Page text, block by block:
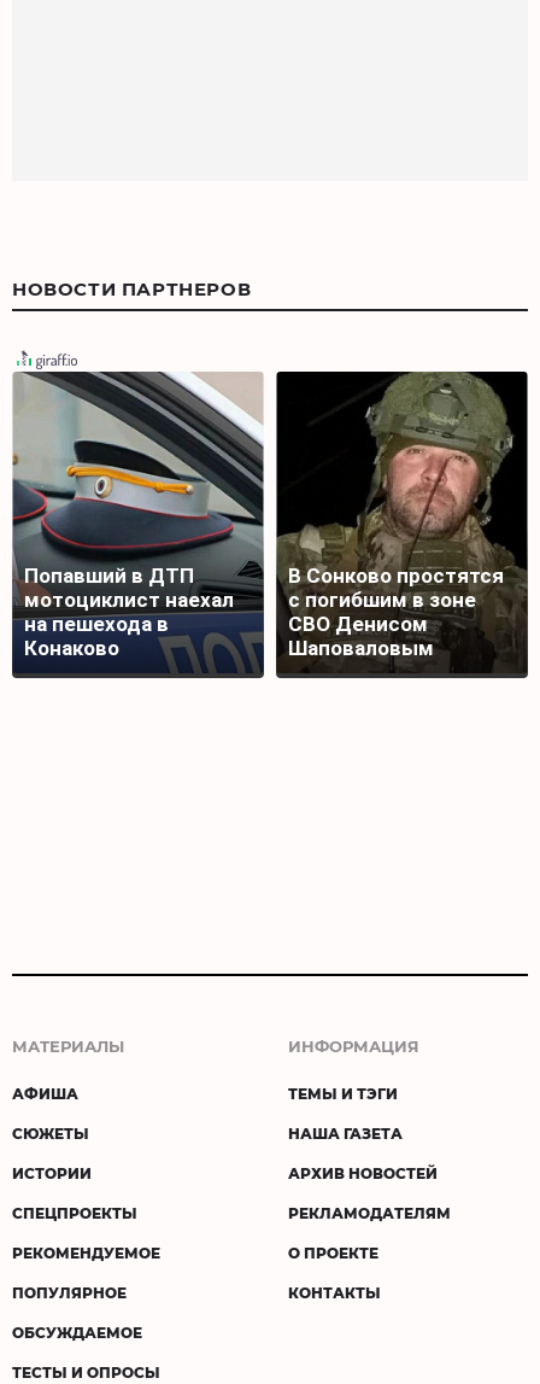
НОВОСТИ ПАРТНЕРОВ
Попавший в ДТП
мотоциклист наехал
на пешехода в
Конаково
В Сонково простятся
с погибшим в зоне
СВО Денисом
Шаповаловым
МАТЕРИАЛЫ
АФИША
СЮЖЕТЫ
ИСТОРИИ
СПЕЦПРОЕКТЫ
РЕКОМЕНДУЕМОЕ
ПОПУЛЯРНОЕ
ОБСУЖДАЕМОЕ
ТЕСТЫ И ОПРОСЫ
ИНФОРМАЦИЯ
ТЕМЫ И ТЭГИ
НАША ГАЗЕТА
АРХИВ НОВОСТЕЙ
РЕКЛАМОДАТЕЛЯМ
О ПРОЕКТЕ
КОНТАКТЫ